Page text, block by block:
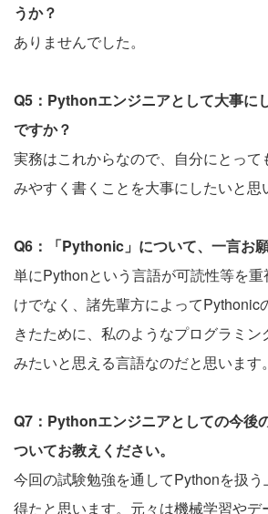
うか？
ありませんでした。
Q5：Pythonエンジニアとして大事に
ですか？
実務はこれからなので、自分にとっ
みやすく書くことを大事にしたいと思
Q6：「Pythonic」について、一言お願
単にPythonという言語が可読性等を
けでなく、諸先輩方によってPythonic
きたために、私のようなプログラミ
みたいと思える言語なのだと思います。
Q7：Pythonエンジニアとしての今後
ついてお教えください。
今回の試験勉強を通してPythonを扱
得たと思います。元々は機械学習やデ